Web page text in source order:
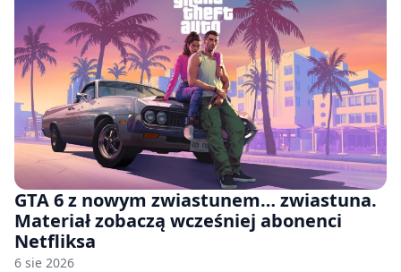
GTA 6 z nowym zwiastunem… zwiastuna.
Materiał zobaczą wcześniej abonenci
Netfliksa
6 sie 2026